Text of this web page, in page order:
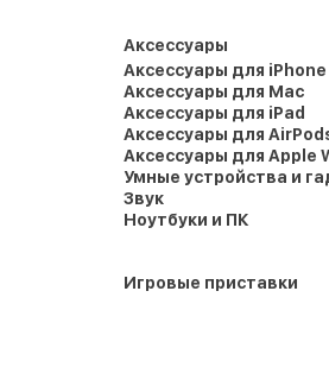
Аксессуары
Аксессуары для iPhone
Аксессуары для Mac
Аксессуары для iPad
Аксессуары для
Аксессуары для Apple
Умные устройства и
Звук
Ноутбуки и ПК
Игровые приставки